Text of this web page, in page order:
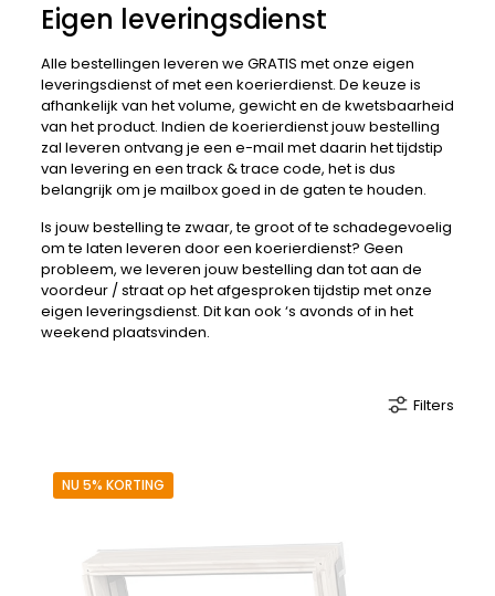
Eigen leveringsdienst
Alle bestellingen leveren we GRATIS met onze eigen
leveringsdienst of met een koerierdienst. De keuze is
afhankelijk van het volume, gewicht en de kwetsbaarheid
van het product. Indien de koerierdienst jouw bestelling
zal leveren ontvang je een e-mail met daarin het tijdstip
van levering en een track & trace code, het is dus
belangrijk om je mailbox goed in de gaten te houden.
Is jouw bestelling te zwaar, te groot of te schadegevoelig
om te laten leveren door een koerierdienst? Geen
probleem, we leveren jouw bestelling dan tot aan de
voordeur / straat op het afgesproken tijdstip met onze
eigen leveringsdienst. Dit kan ook ‘s avonds of in het
weekend plaatsvinden.
Filters
NU 5% KORTING